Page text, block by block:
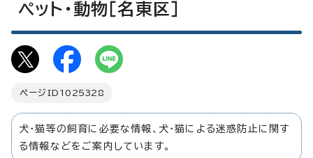
ペット・動物［名東区］
ページID 1025328
犬・猫等の飼育に必要な情報、犬・猫による迷惑防止に関す
る情報などをご案内しています。